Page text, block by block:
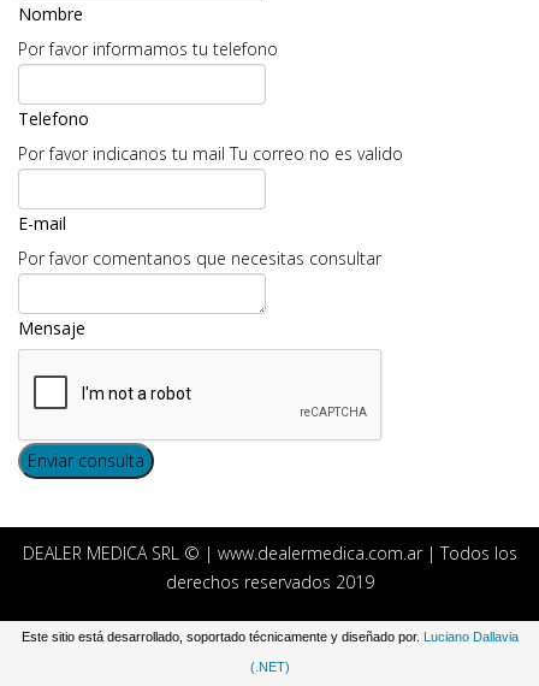
Nombre
Por favor informamos tu telefono
Telefono
Por favor indicanos tu mail Tu correo no es valido
E-mail
Por favor comentanos que necesitas consultar
Mensaje
DEALER MEDICA SRL © | www.dealermedica.com.ar | Todos los
derechos reservados 2019
Este sitio está desarrollado, soportado técnicamente y diseñado por. Luciano Dallavia
(.NET)